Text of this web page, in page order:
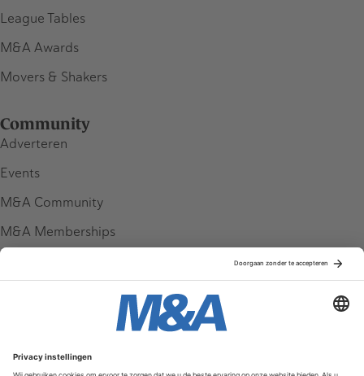
League Tables
M&A Awards
Movers & Shakers
Community
Adverteren
Events
M&A Community
M&A Memberships
Service & Contact